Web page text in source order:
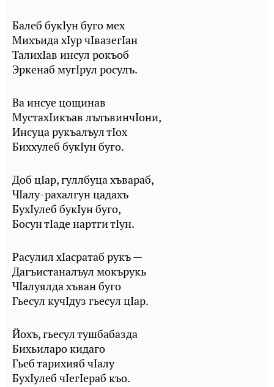
Балеб букIун буго мех
Михъида хIур чIвазегIан
ТалихIав инсул рокъоб
Эркенаб мугIрул росулъ.
Ва инсуе цощинав
МустахIикъав лълъвинчIони,
Инсуца рукъалъул тIох
Биххулеб букIун буго.
Доб цIар, гуллбуца хъвараб,
ЧIалу-рахалгун цадахъ
БухIулеб букIун буго,
Босун тIаде нартги тIун.
Расулил хIасратаб рукъ —
Дагъистаналъул мокърукь
ЧIалуялда хъван буго
Гьесул кучIдуз гьесул цIар.
Йохъ, гьесул тушбабазда
Бихьиларо кидаго
Гьеб тарихияб чIалу
БухIулеб чIегIераб къо.